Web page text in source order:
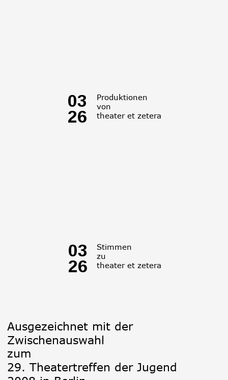
03
26
Produktionen
von
theater et zetera
03
26
Stimmen
zu
theater et zetera
Ausgezeichnet mit der
Zwischenauswahl
zum
29. Theatertreffen der Jugend